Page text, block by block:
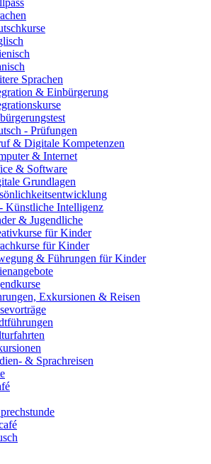
Sprachen
& Einbürgerung
- Prüfungen
& Digitale Kompetenzen
& Internet
& Software
Grundlagen
Künstliche Intelligenz
& Jugendliche
für Kinder
für Kinder
& Führungen für Kinder
Exkursionen & Reisen
& Sprachreisen